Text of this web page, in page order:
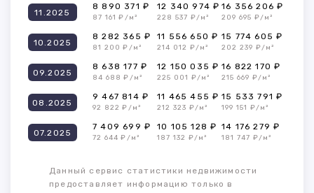
11.2025
8 890 371 ₽
87 161 ₽/м²
12 340 974 ₽
228 537 ₽/м²
16 356 206 ₽
209 695 ₽/м²
10.2025
8 282 365 ₽
81 200 ₽/м²
11 556 650 ₽
214 012 ₽/м²
15 774 605 ₽
202 239 ₽/м²
09.2025
8 638 177 ₽
84 688 ₽/м²
12 150 035 ₽
225 001 ₽/м²
16 822 170 ₽
215 669 ₽/м²
08.2025
9 467 814 ₽
92 822 ₽/м²
11 465 455 ₽
212 323 ₽/м²
15 533 791 ₽
199 151 ₽/м²
07.2025
7 409 699 ₽
72 644 ₽/м²
10 105 128 ₽
187 132 ₽/м²
14 176 279 ₽
181 747 ₽/м²
Данный сервис статистики недвижимости
предоставляет информацию только в